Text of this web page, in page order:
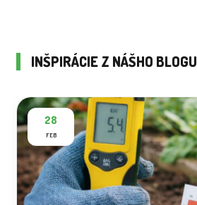
INŠPIRÁCIE Z NÁŠHO BLOGU
28
FEB